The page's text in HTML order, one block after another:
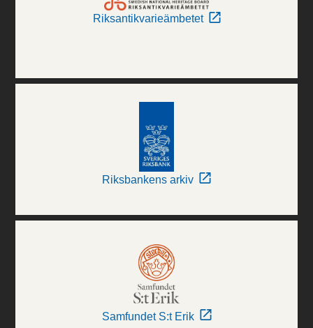
Riksantikvarieämbetet
Riksbankens arkiv
Samfundet S:t Erik